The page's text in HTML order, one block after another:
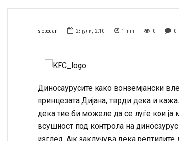
slobodan 28 јули, 2010 1 min 0 0
Диносаурусите како вонземјански
принцезата Дијана, тврди дека и
дека тие би можеле да се луѓе кои ја
всушност под контрола на
изглед. Ајк заклучува дека